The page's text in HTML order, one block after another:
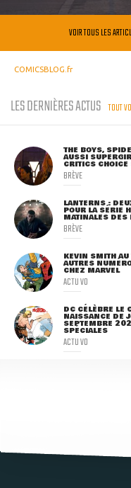
VOIR TOUS LES
COMICSBLOG.fr
LES DERNIÈRES ACTUS TOUT
THE BOYS,
AUSSI
CRITICS
BRÈVE
LANTERNS :
POUR LA SÉRIE
MATINALES DES
BRÈVE
KEVIN SMITH AU
AUTRES
CHEZ MARVEL
ACTU VO
DC CÉLÈBRE LE
NAISSANCE DE
SEPTEMBRE
SPÉCIALES
ACTU VO